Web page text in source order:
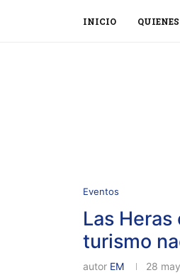
INICIO
Eventos
Las
turismo
autor EM 28